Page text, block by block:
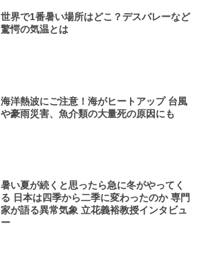
世界で1番暑い場所はどこ？デスバレーなど
驚愕の気温とは
海洋熱波にご注意！海がヒートアップ 台風
や豪雨災害、魚介類の大量死の原因にも
暑い夏が続くと思ったら急に冬がやってく
る 日本は四季から二季に変わったのか 専門
家が語る異常気象 立花義裕教授インタビュ
ー